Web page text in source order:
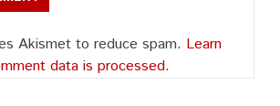
Akismet to reduce spam. Learn
data is processed.